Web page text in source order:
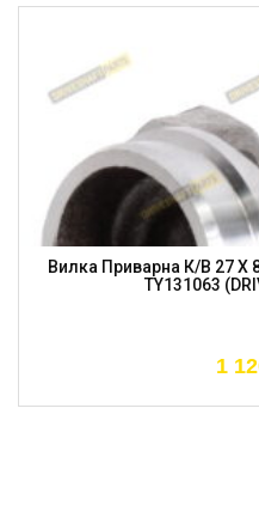
Вилка Приварна К/в 27 X
TY131063
1